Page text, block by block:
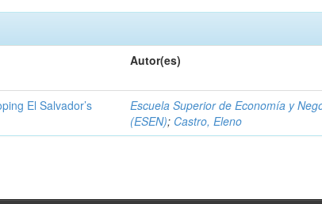
Autor(es)
El Salvador’s
Escuela Superior de Economía y
(ESEN); Castro, Eleno